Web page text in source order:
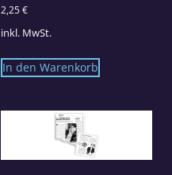
2,25€
inkl. MwSt.
In den Warenkorb